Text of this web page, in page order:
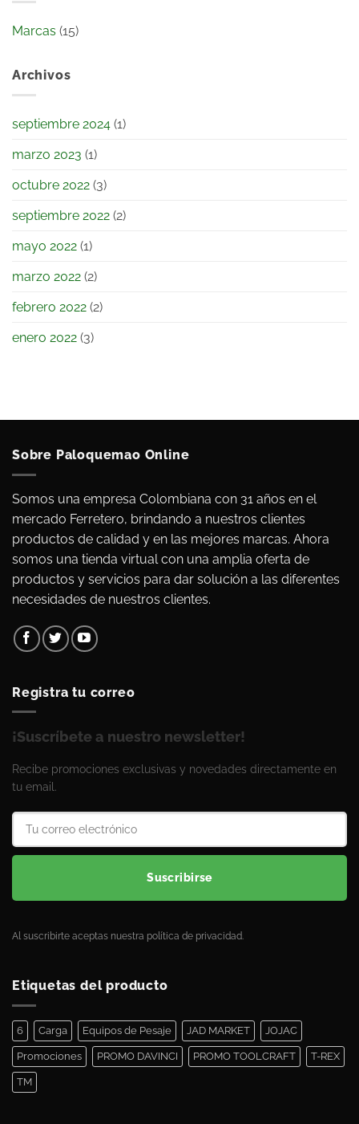
Marcas (15)
Archivos
septiembre 2024 (1)
marzo 2023 (1)
octubre 2022 (3)
septiembre 2022 (2)
mayo 2022 (1)
marzo 2022 (2)
febrero 2022 (2)
enero 2022 (3)
Sobre Paloquemao Online
Somos una empresa Colombiana con 31 años en el
mercado Ferretero, brindando a nuestros clientes
productos de calidad y en las mejores marcas. Ahora
somos una tienda virtual con una amplia oferta de
productos y servicios para dar solución a las diferentes
necesidades de nuestros clientes.
Registra tu correo
¡Suscríbete a nuestro newsletter!
Recibe promociones exclusivas y novedades directamente en
tu email.
Suscribirse
Al suscribirte aceptas nuestra política de privacidad.
Etiquetas del producto
6 Carga Equipos de Pesaje JAD MARKET JOJAC
Promociones PROMO DAVINCI PROMO TOOLCRAFT T-REX
TM